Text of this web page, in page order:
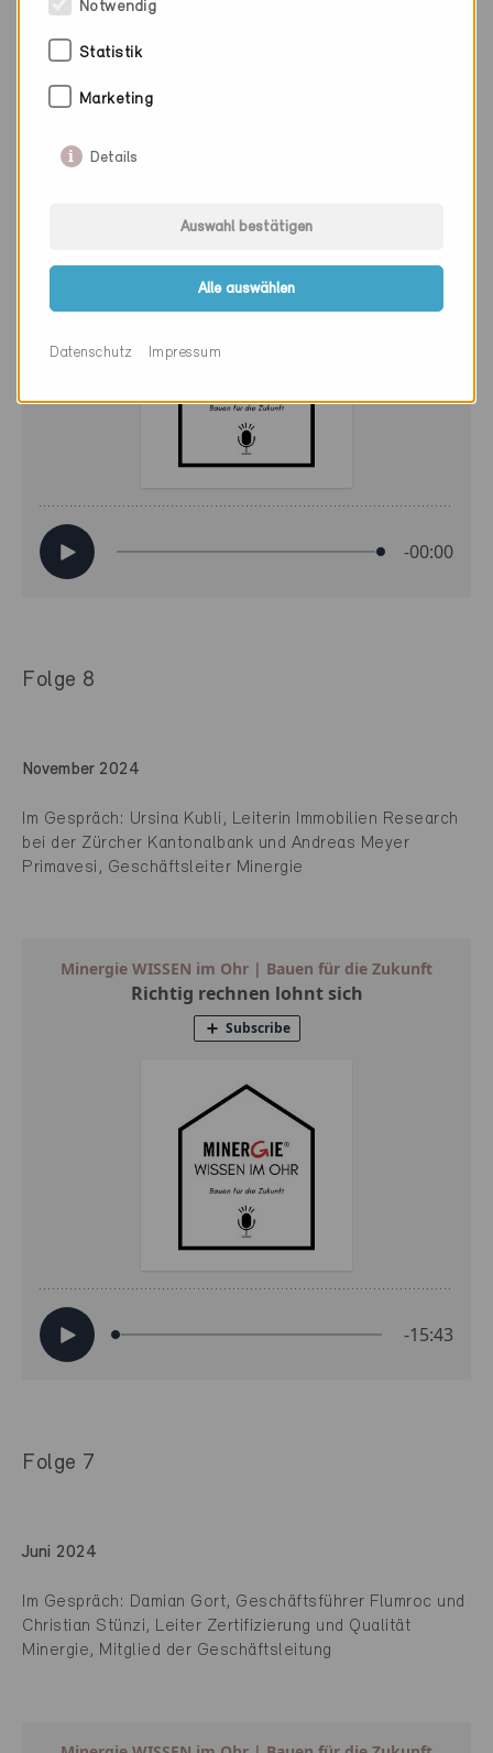
Management CSY Zehnder Group Schweiz AG und
Robert Minovsky, Leiter Technik und Mitglied der
Geschäftsleitung, Minergie
Folge 8
November 2024
Im Gespräch: Ursina Kubli, Leiterin Immobilien Research
bei der Zürcher Kantonalbank und Andreas Meyer
Primavesi, Geschäftsleiter Minergie
Folge 7
Juni 2024
Im Gespräch: Damian Gort, Geschäftsführer Flumroc und
Christian Stünzi, Leiter Zertifizierung und Qualität
Minergie, Mitglied der Geschäftsleitung
Notwendig
Statistik
Marketing
Details
Auswahl bestätigen
Alle auswählen
Datenschutz Impressum